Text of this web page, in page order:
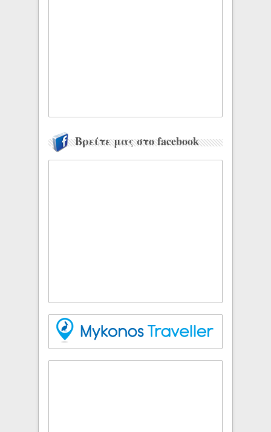
Βρείτε μας στο facebook